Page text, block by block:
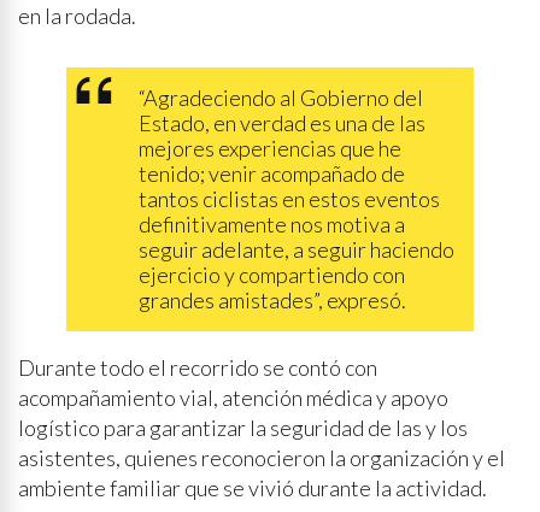
en la rodada.
“Agradeciendo al Gobierno del
Estado, en verdad es una de las
mejores experiencias que he
tenido; venir acompañado de
tantos ciclistas en estos eventos
definitivamente nos motiva a
seguir adelante, a seguir haciendo
ejercicio y compartiendo con
grandes amistades”, expresó.
Durante todo el recorrido se contó con
acompañamiento vial, atención médica y apoyo
logístico para garantizar la seguridad de las y los
asistentes, quienes reconocieron la organización y el
ambiente familiar que se vivió durante la actividad.